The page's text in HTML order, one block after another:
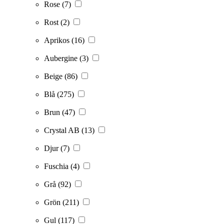
Rose (7)
Rost (2)
Aprikos (16)
Aubergine (3)
Beige (86)
Blå (275)
Brun (47)
Crystal AB (13)
Djur(7)
Fuschia (4)
Grå (92)
Grön (211)
Gul (117)